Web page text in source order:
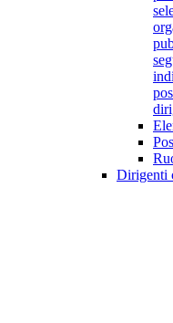
Dirigenti